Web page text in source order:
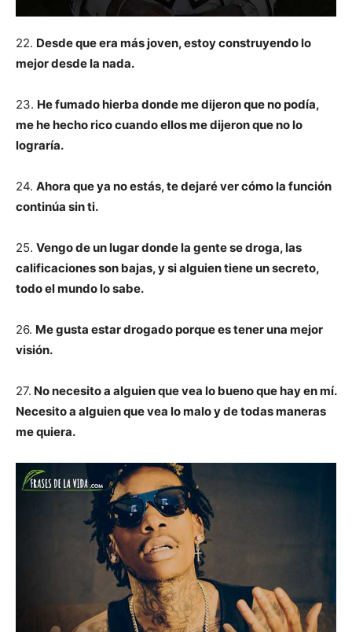
22. Desde que era más joven, estoy construyendo lo
mejor desde la nada.
23. He fumado hierba donde me dijeron que no podía,
me he hecho rico cuando ellos me dijeron que no lo
lograría.
24. Ahora que ya no estás, te dejaré ver cómo la función
continúa sin ti.
25. Vengo de un lugar donde la gente se droga, las
calificaciones son bajas, y si alguien tiene un secreto,
todo el mundo lo sabe.
26. Me gusta estar drogado porque es tener una mejor
visión.
27. No necesito a alguien que vea lo bueno que hay en mí.
Necesito a alguien que vea lo malo y de todas maneras
me quiera.